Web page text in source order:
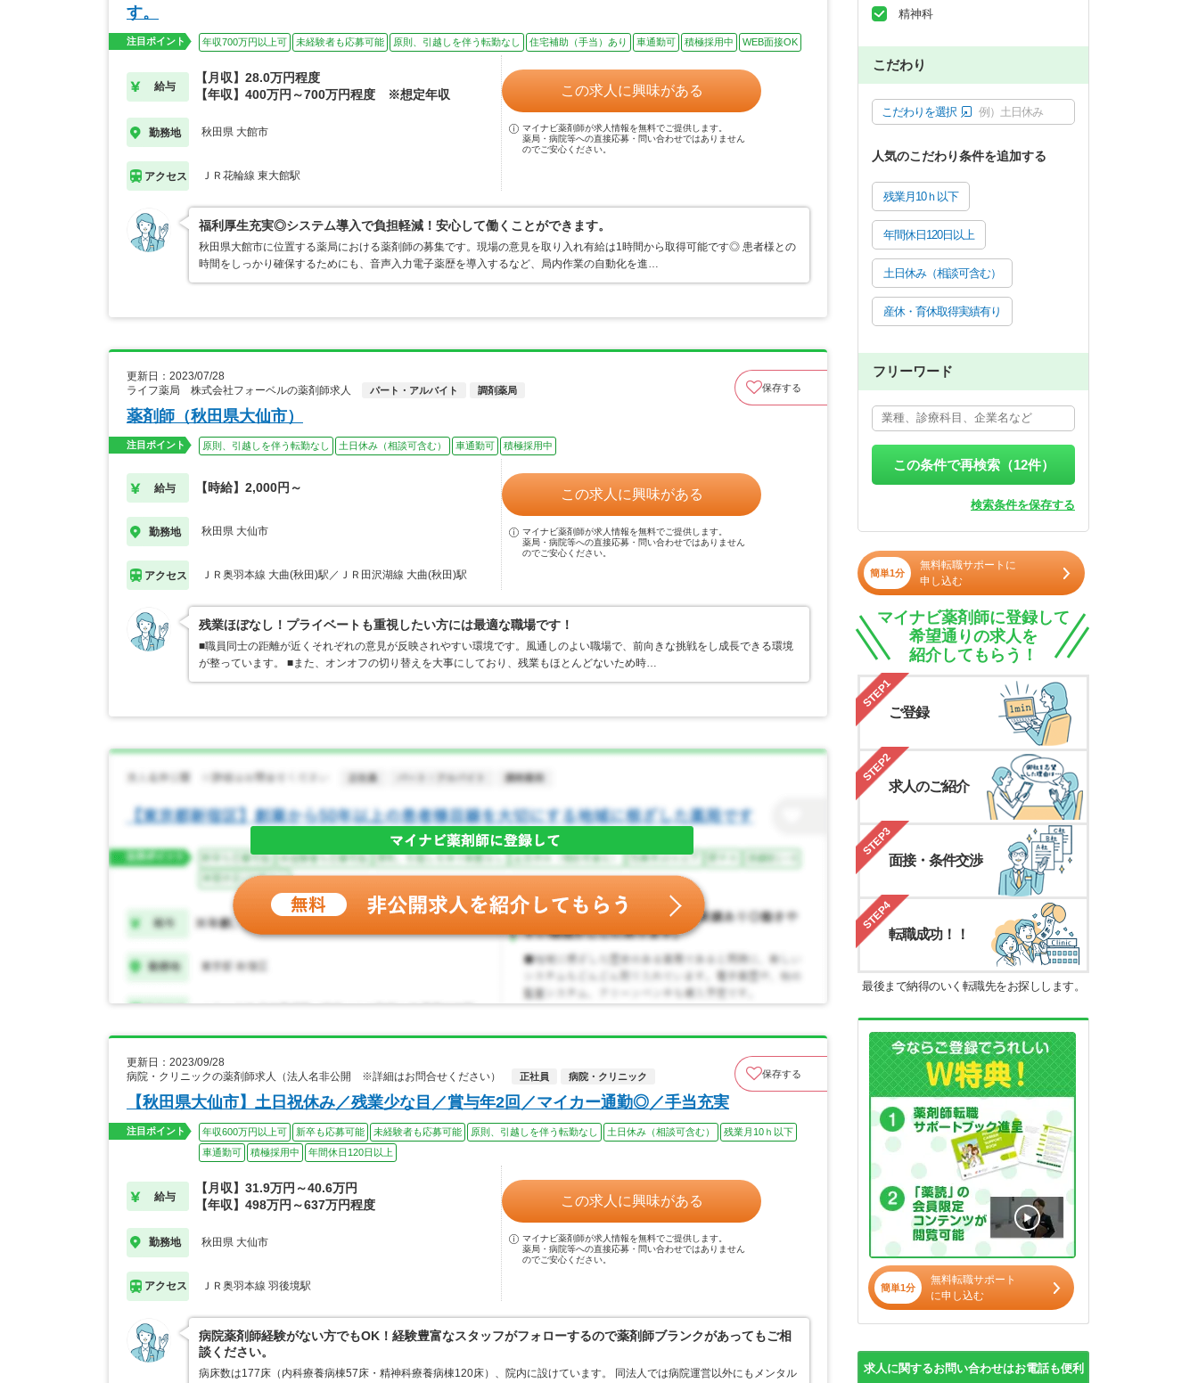
す。
注目ポイント 年収700万円以上可 未経験者も応募可能 原則、引越しを伴う転勤なし 住宅補助（手当）あり 車通勤可 積極採用中 WEB面接OK
給与
【月収】28.0万円程度
【年収】400万円～700万円程度 ※想定年収
勤務地 秋田県 大館市
アクセス ＪＲ花輪線 東大館駅
この求人に興味がある
マイナビ薬剤師が求人情報を無料でご提供します。
薬局・病院等への直接応募・問い合わせではありません
のでご安心ください。
福利厚生充実◎システム導入で負担軽減！安心して働くことができます。
秋田県大館市に位置する薬局における薬剤師の募集です。現場の意見を取り入れ有給は1時間から取得可能です◎ 患者様との
時間をしっかり確保するためにも、音声入力電子薬歴を導入するなど、局内作業の自動化を進…
更新日：2023/07/28
ライフ薬局 株式会社フォーベルの薬剤師求人
パート・アルバイト 調剤薬局 保存する
薬剤師（秋田県大仙市）
注目ポイント 原則、引越しを伴う転勤なし 土日休み（相談可含む） 車通勤可 積極採用中
給与 【時給】2,000円～
勤務地 秋田県 大仙市
アクセス ＪＲ奥羽本線 大曲(秋田)駅／ＪＲ田沢湖線 大曲(秋田)駅
この求人に興味がある
マイナビ薬剤師が求人情報を無料でご提供します。
薬局・病院等への直接応募・問い合わせではありません
のでご安心ください。
残業ほぼなし！プライベートも重視したい方には最適な職場です！
■職員同士の距離が近くそれぞれの意見が反映されやすい環境です。風通しのよい職場で、前向きな挑戦をし成長できる環境
が整っています。 ■また、オンオフの切り替えを大事にしており、残業もほとんどないため時…
更新日：2023/09/28
病院・クリニックの薬剤師求人（法人名非公開 ※詳細はお問合せください）
正社員 病院・クリニック 保存する
【秋田県大仙市】土日祝休み／残業少な目／賞与年2回／マイカー通勤◎／手当充実
注目ポイント 年収600万円以上可 新卒も応募可能 未経験者も応募可能 原則、引越しを伴う転勤なし 土日休み（相談可含む）
残業月10ｈ以下
車通勤可
積極採用中 年間休日120日以上
給与
【月収】31.9万円～40.6万円
【年収】498万円～637万円程度
勤務地 秋田県 大仙市
アクセス ＪＲ奥羽本線 羽後境駅
この求人に興味がある
マイナビ薬剤師が求人情報を無料でご提供します。
薬局・病院等への直接応募・問い合わせではありません
のでご安心ください。
病院薬剤師経験がない方でもOK！経験豊富なスタッフがフォローするので薬剤師ブランクがあってもご相
談ください。
病床数は177床（内科療養病棟57床・精神科療養病棟120床）、院内に設けています。 同法人では病院運営以外にもメンタル
精神科
こだわり
こだわりを選択 例）土日休み
人気のこだわり条件を追加する
残業月10ｈ以下
年間休日120日以上
土日休み（相談可含む）
産休・育休取得実績有り
フリーワード
この条件で再検索（12件）
検索条件を保存する
簡単1分
無料転職サポートに
申し込む
マイナビ薬剤師に登録して
希望通りの求人を
紹介してもらう！
STEP1
ご登録
STEP2
求人のご紹介
STEP3
面接・条件交渉
STEP4
転職成功！！
最後まで納得のいく転職先をお探しします。
簡単1分
無料転職サポート
に申し込む
求人に関するお問い合わせはお電話も便利